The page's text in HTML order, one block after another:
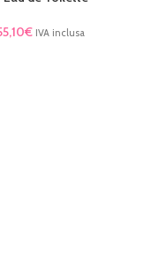
€ IVA inclusa